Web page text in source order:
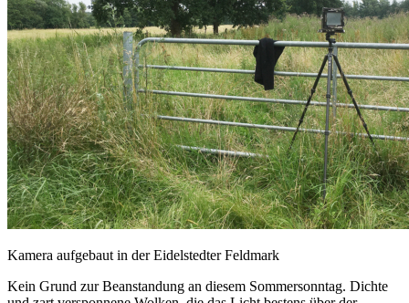
Kamera aufgebaut in der Eidelstedter Feldmark
Kein Grund zur Beanstandung an diesem Sommersonntag. Dichte